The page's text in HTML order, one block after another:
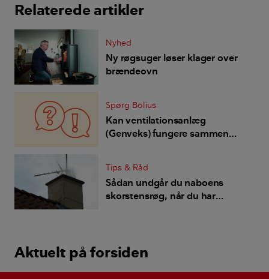
Relaterede artikler
Nyhed
Ny røgsuger løser klager over
brændeovn
Spørg Bolius
Kan ventilationsanlæg
(Genveks) fungere sammen
Tips & Råd
Sådan undgår du naboens
skorstensrøg, når du har
Aktuelt på forsiden